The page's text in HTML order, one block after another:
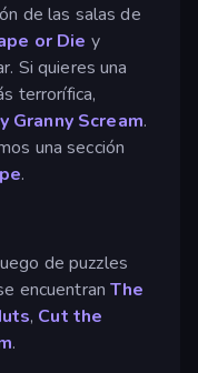
de las salas de
or Die y
Si quieres una
terrorífica,
Granny Scream.
una sección
.
de puzzles
encuentranThe
, Cut the
.